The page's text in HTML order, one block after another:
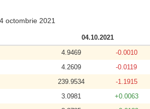
octombrie 2021
04.10.2021
4.9469
-0.0010
4.2609
-0.0119
239.9534
-1.1915
3.0981
+0.0063